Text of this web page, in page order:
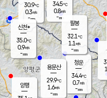
30.9℃
0.3m/s
-mm
34.5℃
0.8m/s
-mm
청운
34.4℃
0.7m/s
-mm
팔봉
32.1℃
1.1 m/s
-mm
신천*
35.0℃
0.9m/s
-mm
용문산
29.9℃
1.6m/s
-mm
양평